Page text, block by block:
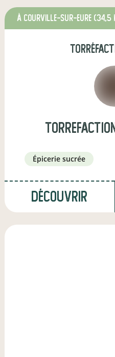
à COURVILLE-SUR-EURE (34,5
épicerie sucrée
Découvrir